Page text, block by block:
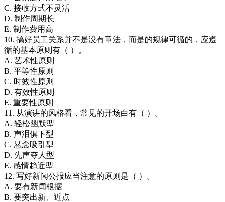
C. 接收方式不灵活
D. 制作周期长
E. 制作费用高
10. 搞好员工关系并不是没有章法，而是的规律可循的，应遵
循的基本原则有（ ）。
A. 艺术性原则
B. 平等性原则
C. 时效性原则
D. 有效性原则
E. 重要性原则
11. 从演讲的风格看，常见的开场白有（ ）。
A. 轻松幽默型
B. 声泪俱下型
C. 悬念吸引型
D. 先声夺人型
E. 感情趋近型
12. 写好新闻公报应当注意的原则是（ ）。
A. 要有新闻根据
B. 要突出新、近点